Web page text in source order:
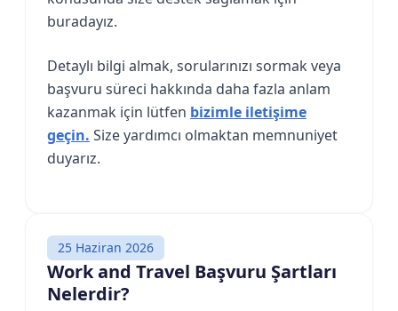
buradayız.
Detaylı bilgi almak, sorularınızı sormak veya
başvuru süreci hakkında daha fazla anlam
kazanmak için lütfen bizimle iletişime
geçin. Size yardımcı olmaktan memnuniyet
duyarız.
25 Haziran 2026
Work and Travel Başvuru Şartları
Nelerdir?